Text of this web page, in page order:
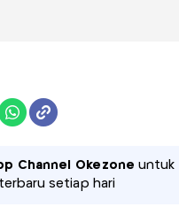
Channel Okezone untuk
setiap hari